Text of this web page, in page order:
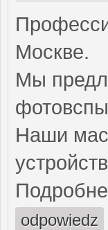
Москве.
Мы
Наши
odpowiedz